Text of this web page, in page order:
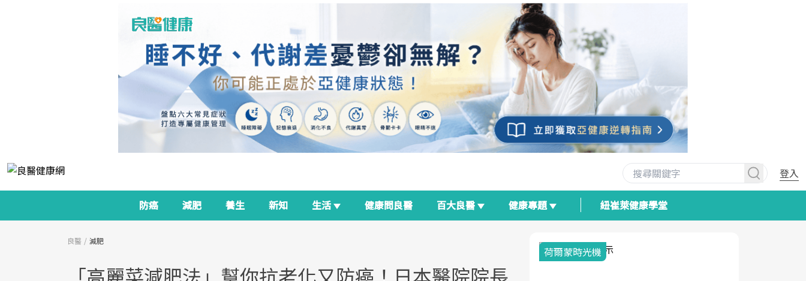
登入
防癌 減肥 養生 新知 生活 健康問良醫 百大良醫 健康專題 紐崔萊健康學堂
良醫 減肥
荷爾蒙時光機